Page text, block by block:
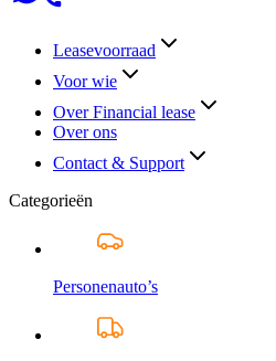
Leasevoorraad
Voor wie
Over Financial lease
Over ons
Contact & Support
Categorieën
Personenauto’s